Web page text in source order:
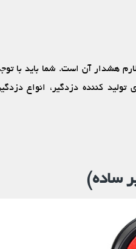
هشدار آن است. شما باید با
تولید کننده دزدگیر، انواع